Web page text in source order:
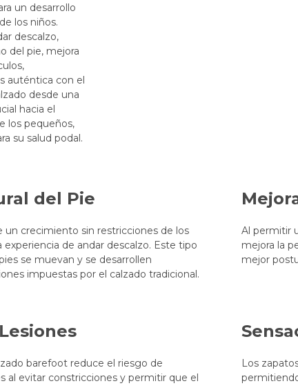
un desarrollo
los niños.
descalzo,
del pie, mejora
auténtica con el
desde una
hacia el
los pequeños,
su salud podal.
del Pie
un crecimiento sin restricciones de los
de andar descalzo. Este tipo
se muevan y se desarrollen
impuestas por el calzado tradicional.
Al permitir
mejora la
mejor
barefoot reduce el riesgo de
al evitar constricciones y permitir que el
Los